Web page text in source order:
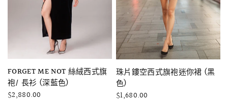
快速瀏覽
FORGET ME NOT 絲絨西式旗
袍/ 長衫 (深藍色)
$2,880.00
快速瀏覽
珠片鏤空西式旗袍迷你裙 (黑
色)
$1,680.00